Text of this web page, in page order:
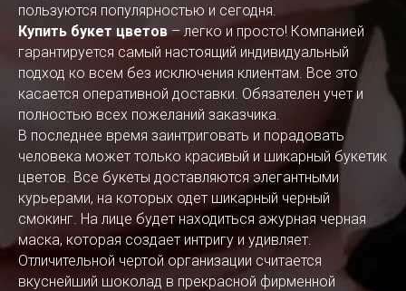
пользуются популярностью и сегодня.
Купить букет цветов– легко и просто! Компанией
гарантируется самый настоящий индивидуальный
подход ко всем без исключения клиентам. Все это
касается оперативной доставки. Обязателен учет и
полностью всех пожеланий заказчика.
В последнее время заинтриговать и порадовать
человека может только красивый и шикарный букетик
цветов. Все букеты доставляются элегантными
курьерами, на которых одет шикарный черный
смокинг. На лице будет находиться ажурная черная
маска, которая создает интригу и удивляет.
Отличительной чертой организации считается
вкуснейший шоколад в прекрасной фирменной